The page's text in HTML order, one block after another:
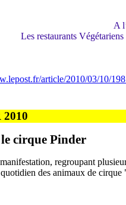
A
Les restaurants
article/2010/03/10/
cirque Pinder
regroupant
des animaux de